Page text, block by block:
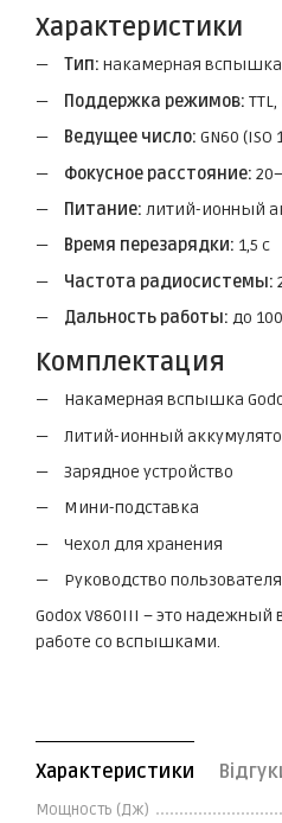
Характеристики
Тип: накамерная вспышка
Поддержка режимов:
Ведущее число: GN60
Фокусное расстояние:
Питание: литий-ионный
Время перезарядки: 1,5 с
Частота радиосистемы:
Дальность работы: до
Комплектация
Накамерная вспышка
Литий-ионный
Зарядное устройство
Мини-подставка
Чехол для хранения
Руководство пользователя
Godox V860III – это надежный
работе со вспышками.
Характеристики
Мощность (Дж)